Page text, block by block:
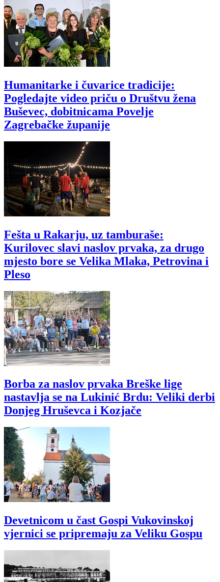
Humanitarke i čuvarice tradicije:
Pogledajte video priču o Društvu žena
Buševec, dobitnicama Povelje
Zagrebačke županije
Fešta u Rakarju, uz tamburaše:
Kurilovec slavi naslov prvaka, za drugo
mjesto bore se Velika Mlaka, Petrovina i
Pleso
Borba za naslov prvaka Breške lige
nastavlja se na Lukinić Brdu: Veliki derbi
Donjeg Hruševca i Kozjače
Devetnicom u čast Gospi Vukovinskoj
vjernici se pripremaju za Veliku Gospu